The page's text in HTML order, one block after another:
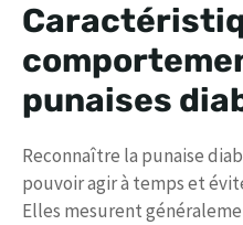
punaises
Reconnaître la punaise
pouvoir agir à temps et
Elles mesurent